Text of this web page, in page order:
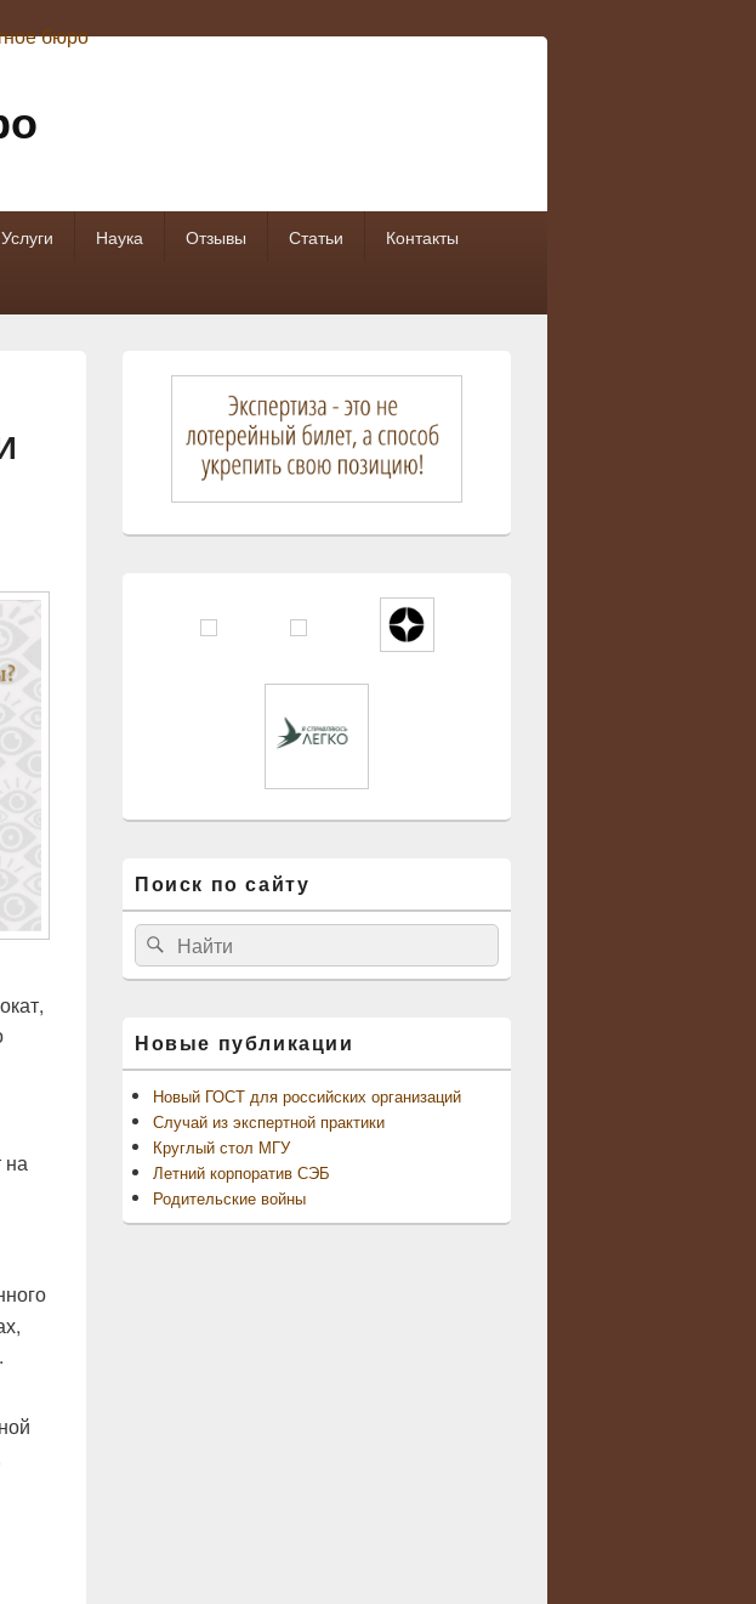
Услуги Наука Отзывы Статьи Контакты
на
основной
Поиск по сайту
Найти:Поиск
Новые публикации
Новый ГОСТ для российских организаций
Случай из экспертной практики
Круглый стол МГУ
Летний корпоратив СЭБ
Родительские войны